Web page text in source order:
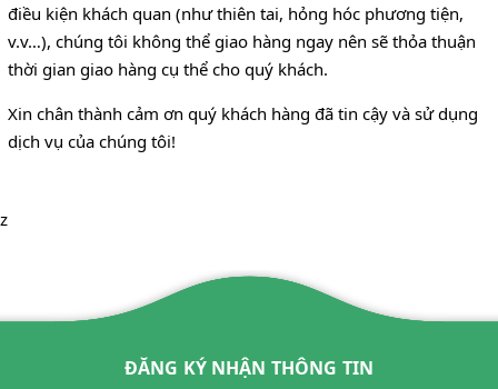
điều kiện khách quan (như thiên tai, hỏng hóc phương tiện,
v.v…), chúng tôi không thể giao hàng ngay nên sẽ thỏa thuận
thời gian giao hàng cụ thể cho quý khách.
Xin chân thành cảm ơn quý khách hàng đã tin cậy và sử dụng
dịch vụ của chúng tôi!
z
ĐĂNG KÝ NHẬN THÔNG TIN